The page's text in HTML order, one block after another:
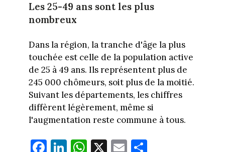
Les 25-49 ans sont les plus
nombreux
Dans la région, la tranche d'âge la plus
touchée est celle de la population active
de 25 à 49 ans. Ils représentent plus de
245 000 chômeurs, soit plus de la moitié.
Suivant les départements, les chiffres
diffèrent légèrement, même si
l'augmentation reste commune à tous.